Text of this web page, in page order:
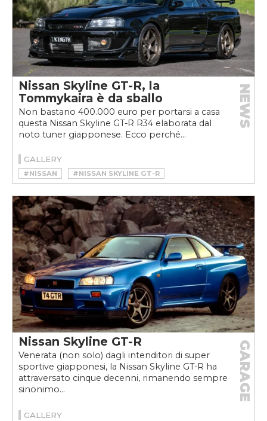
Nissan Skyline GT-R, la
Tommykaira è da sballo
Non bastano 400.000 euro per portarsi a casa
questa Nissan Skyline GT-R R34 elaborata dal
noto tuner giapponese. Ecco perché...
NEWS
GALLERY
#NISSAN #NISSAN SKYLINE GT-R
Nissan Skyline GT-R
Venerata (non solo) dagli intenditori di super
sportive giapponesi, la Nissan Skyline GT-R ha
attraversato cinque decenni, rimanendo sempre
sinonimo...
GARAGE
GALLERY